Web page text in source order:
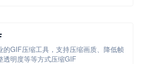
的GIF压缩工具，支持压缩画质、降低帧
透明度等等方式压缩GIF